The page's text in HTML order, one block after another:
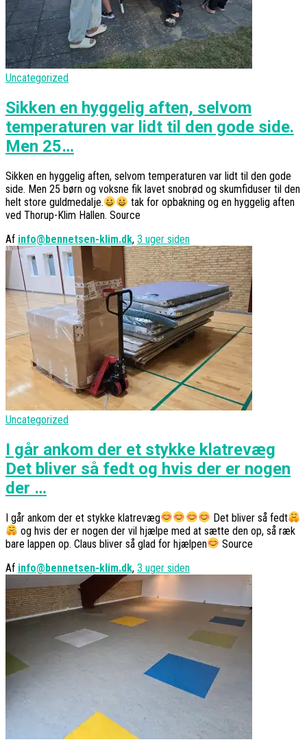
Uncategorized
Sikken en hyggelig aften, selvom
temperaturen var lidt til den gode side.
Men 25…
Sikken en hyggelig aften, selvom temperaturen var lidt til den gode
side. Men 25 børn og voksne fik lavet snobrød og skumfiduser til den
helt store guldmedalje.
tak for opbakning og en hyggelig aften
ved Thorup-Klim Hallen. Source
Af info@bennetsen-klim.dk, 3 uger siden
Uncategorized
I går ankom der et stykke klatrevæg
Det bliver så fedt og hvis der er nogen
der …
I går ankom der et stykke klatrevæg
Det bliver så fedt
og hvis der er nogen der vil hjælpe med at sætte den op, så ræk
bare lappen op. Claus bliver så glad for hjælpen
Source
Af info@bennetsen-klim.dk, 3 uger siden